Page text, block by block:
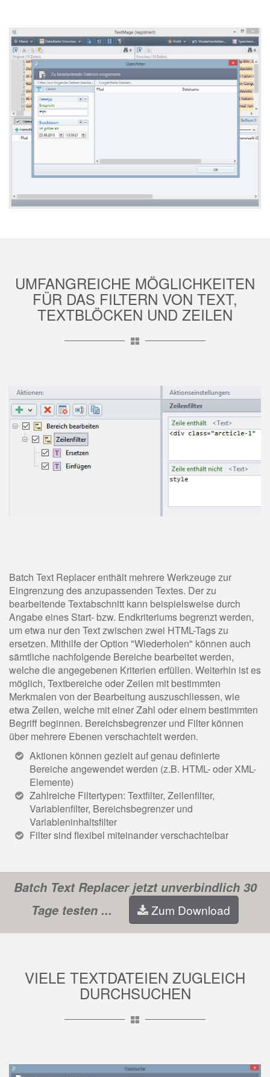
UMFANGREICHE MÖGLICHKEITEN
FÜR DAS FILTERN VON TEXT,
TEXTBLÖCKEN UND ZEILEN
Batch Text Replacer enthält mehrere Werkzeuge zur
Eingrenzung des anzupassenden Textes. Der zu
bearbeitende Textabschnitt kann beispielsweise durch
Angabe eines Start- bzw. Endkriteriums begrenzt werden,
um etwa nur den Text zwischen zwei HTML-Tags zu
ersetzen. Mithilfe der Option "Wiederholen" können auch
sämtliche nachfolgende Bereiche bearbeitet werden,
welche die angegebenen Kriterien erfüllen. Weiterhin ist es
möglich, Textbereiche oder Zeilen mit bestimmten
Merkmalen von der Bearbeitung auszuschliessen, wie
etwa Zeilen, welche mit einer Zahl oder einem bestimmten
Begriff beginnen. Bereichsbegrenzer und Filter können
über mehrere Ebenen verschachtelt werden.
Aktionen können gezielt auf genau definierte
Bereiche angewendet werden (z.B. HTML- oder XML-
Elemente)
Zahlreiche Filtertypen: Textfilter, Zeilenfilter,
Variablenfilter, Bereichsbegrenzer und
Variableninhaltsfilter
Filter sind flexibel miteinander verschachtelbar
Batch Text Replacer jetzt unverbindlich 30
Tage testen ...
Zum Download
VIELE TEXTDATEIEN ZUGLEICH
DURCHSUCHEN